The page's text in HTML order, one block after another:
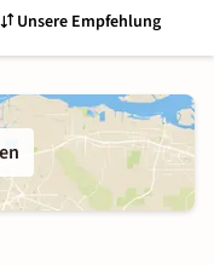
Unsere Empfehlung